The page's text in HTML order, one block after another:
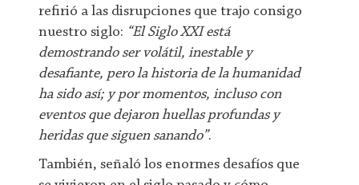
refirió a las disrupciones que trajo consigo
nuestro siglo: “El Siglo XXI está
demostrando ser volátil, inestable y
desafiante, pero la historia de la humanidad
ha sido así; y por momentos, incluso con
eventos que dejaron huellas profundas y
heridas que siguen sanando”.
También, señaló los enormes desafíos que